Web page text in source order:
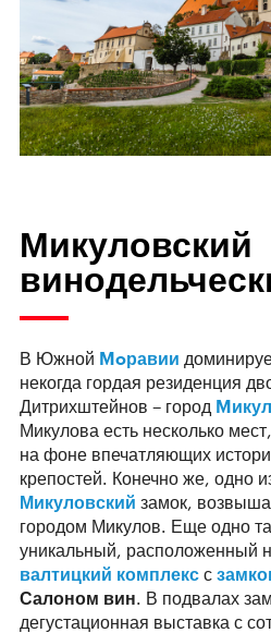
Микуловский
В Южной Moравии
некогда гордая резиденция
Дитрихштейнов – город
Микулова есть несколько
на фоне впечатляющих
крепостей. Конечно же, одно
Микуловский замок,
городом Микулов. Еще одно
уникальный, расположенный
валтицкий комплекс с
Салоном вин . В подвалах
дегустационная выставка с